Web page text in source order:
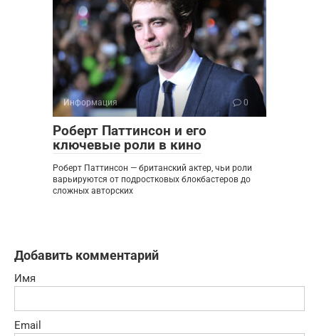
Информация 0
Роберт Паттинсон и его
ключевые роли в кино
Роберт Паттинсон — британский актер, чьи роли
варьируются от подростковых блокбастеров до
сложных авторских
Добавить комментарий
Имя
Email